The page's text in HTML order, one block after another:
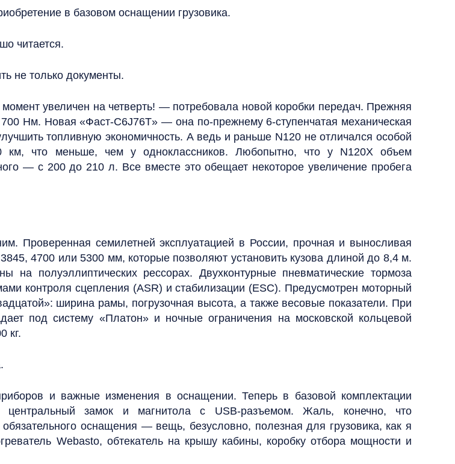
в базовом оснащении грузовика.
читается.
не только документы.
увеличен на четверть! — потребовала новой коробки передач. Прежняя
Нм. Новая «Фаст-C6J76T» — она по-прежнему 6‑ступенчатая механическая
топливную экономичность. А ведь и раньше N120 не отличался особой
км, что меньше, чем у одноклассников. Любопытно, что у N120X объем
— с 200 до 210 л. Все вместе это обещает некоторое увеличение пробега
Проверенная семилетней эксплуатацией в России, прочная и выносливая
4700 или 5300 мм, которые позволяют установить кузова длиной до 8,4 м.
полуэллиптических рессорах. Двухконтурные пневматические тормоза
контроля сцепления (ASR) и стабилизации (ESC). Предусмотрен моторный
ширина рамы, погрузочная высота, а также весовые показатели. При
под систему «Платон» и ночные ограничения на московской кольцевой
кг.
и важные изменения в оснащении. Теперь в базовой комплектации
центральный замок и магнитола с USB-разъемом. Жаль, конечно, что
оснащения — вещь, безусловно, полезная для грузовика, как я
Webasto, обтекатель на крышу кабины, коробку отбора мощности и